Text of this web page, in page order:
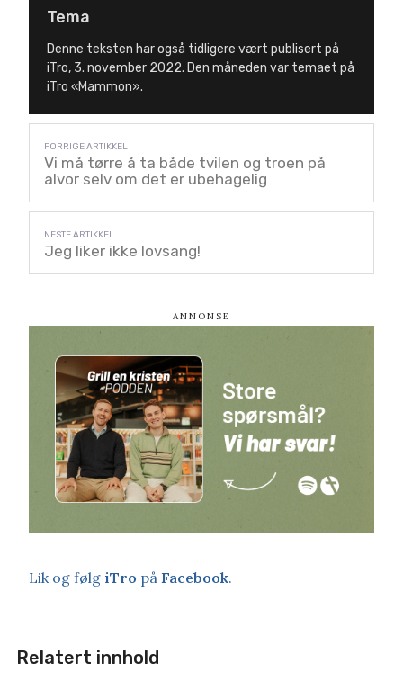
Tema
Denne teksten har også tidligere vært publisert på
iTro, 3. november 2022. Den måneden var temaet på
iTro «Mammon».
Vi må tørre å ta både tvilen og troen på
alvor selv om det er ubehagelig
Jeg liker ikke lovsang!
Lik og følg iTro på Facebook.
Relatert innhold